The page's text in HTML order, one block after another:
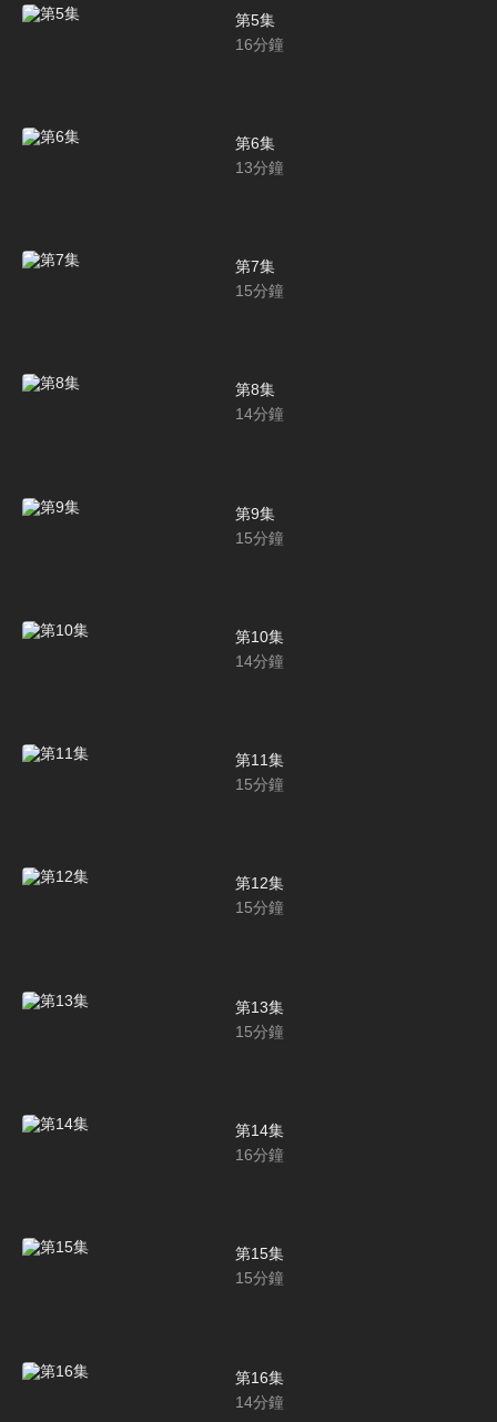
第5集
16分鐘
第6集
13分鐘
第7集
15分鐘
第8集
14分鐘
第9集
15分鐘
第10集
14分鐘
第11集
15分鐘
第12集
15分鐘
第13集
15分鐘
第14集
16分鐘
第15集
15分鐘
第16集
14分鐘